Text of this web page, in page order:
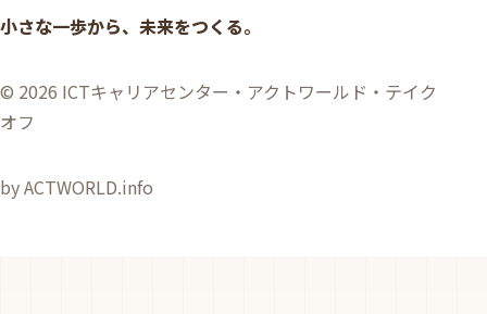
小さな一歩から、未来をつくる。
© 2026 ICTキャリアセンター・アクトワールド・テイク
オフ
by ACTWORLD.info